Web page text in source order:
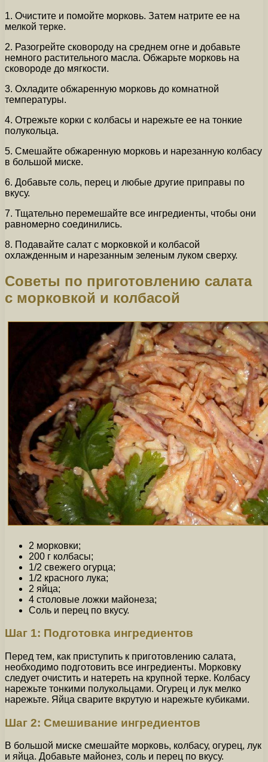
1. Очистите и помойте морковь. Затем натрите ее на
мелкой терке.
2. Разогрейте сковороду на среднем огне и добавьте
немного растительного масла. Обжарьте морковь на
сковороде до мягкости.
3. Охладите обжаренную морковь до комнатной
температуры.
4. Отрежьте корки с колбасы и нарежьте ее на тонкие
полукольца.
5. Смешайте обжаренную морковь и нарезанную колбасу
в большой миске.
6. Добавьте соль, перец и любые другие приправы по
вкусу.
7. Тщательно перемешайте все ингредиенты, чтобы они
равномерно соединились.
8. Подавайте салат с морковкой и колбасой
охлажденным и нарезанным зеленым луком сверху.
Советы по приготовлению салата
с морковкой и колбасой
2 морковки;
200 г колбасы;
1/2 свежего огурца;
1/2 красного лука;
2 яйца;
4 столовые ложки майонеза;
Соль и перец по вкусу.
Шаг 1: Подготовка ингредиентов
Перед тем, как приступить к приготовлению салата,
необходимо подготовить все ингредиенты. Морковку
следует очистить и натереть на крупной терке. Колбасу
нарежьте тонкими полукольцами. Огурец и лук мелко
нарежьте. Яйца сварите вкрутую и нарежьте кубиками.
Шаг 2: Смешивание ингредиентов
В большой миске смешайте морковь, колбасу, огурец, лук
и яйца. Добавьте майонез, соль и перец по вкусу.